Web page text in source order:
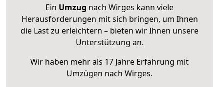
Ein Umzug nach Wirges kann viele
Herausforderungen mit sich bringen, um Ihnen
die Last zu erleichtern – bieten wir Ihnen unsere
Unterstützung an.
Wir haben mehr als 17 Jahre Erfahrung mit
Umzügen nach Wirges.